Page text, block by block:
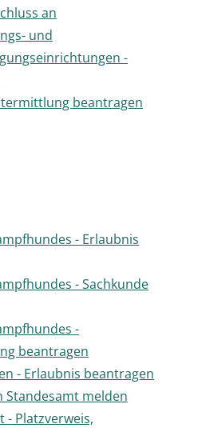
an
und
-
beantragen
- Erlaubnis
- Sachkunde
-
beantragen
- Erlaubnis beantragen
Standesamt melden
- Platzverweis,